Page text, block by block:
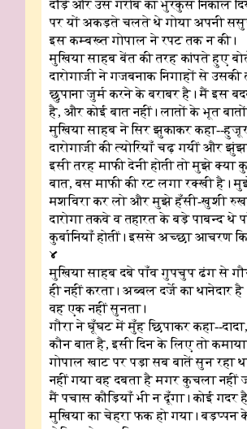
दौड़े और उस गरीब का भुरकुस निकाल
पर यों अकड़ते चलते थे गोया अपनी
इस कम्बख्त गोपाल ने रपट तक न की।
मुखिया साहब बेंत की तरह कांपते हुए
दारोगाजी ने गजबनाक निगाहों से
छुपाना जुर्म करने के बराबर है। मैं इस
है, और कोई बात नहीं। लातों के भूत
मुखिया साहब ने सिर झुकाकर कहा--
दारोगाजी की त्योरियाँ चढ़ गयीं और
इसी तरह माफी देनी होती तो मुझे क्या
बात, बस माफी की रट लगा रक्खी है।
मशविरा कर लो और मुझे हँसी-खुशी रुखसत
दारोगा तकवे व तहारत के बड़े पाबन्द
कुर्बानियाँ होतीं। इससे अच्छा आचरण
४
मुखिया साहब दबे पाँव गुपचुप ढंग से
ही नहीं करता। अब्बल दर्जे का
वह एक नहीं सुनता।
गौरा ने घूँघट में मुँह छिपाकर कहा--
कौन बात है, इसी दिन के लिए तो
गोपाल खाट पर पड़ा सब बातें सुन रहा
नहीं गया वह दबता है मगर कुचला
मैं पचास कौड़ियाँ भी न दूँगा। कोई गदर
मुखिया का चेहरा फक हो गया।